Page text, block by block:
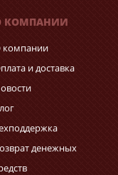
КОМПАНИИ
компании
и доставка
денежных